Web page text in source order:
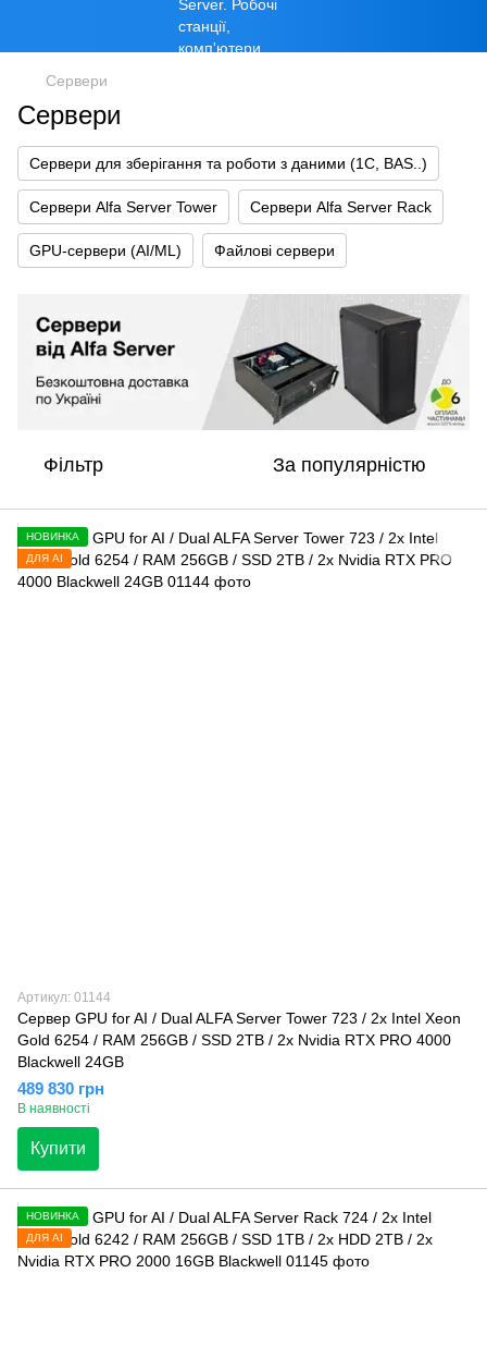
Сервери
Сервери
Сервери для зберігання та роботи з даними (1С, BAS..)
Сервери Alfa Server Tower Сервери Alfa Server Rack
GPU-сервери (AI/ML) Файлові сервери
Фільтр За популярністю
НОВИНКА
ДЛЯ AI
Артикул: 01144
Сервер GPU for AI / Dual ALFA Server Tower 723 / 2х Intel Xeon
Gold 6254 / RAM 256GB / SSD 2TB / 2x Nvidia RTX PRO 4000
Blackwell 24GB
489 830 грн
В наявності
Купити
НОВИНКА
ДЛЯ AI